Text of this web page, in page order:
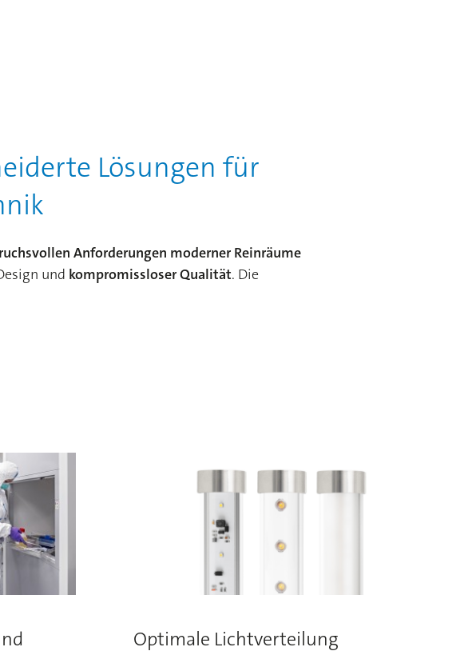
Lösungen für
Anforderungen moderner Reinräume
und kompromissloser Qualität. Die
Optimale Lichtverteilung